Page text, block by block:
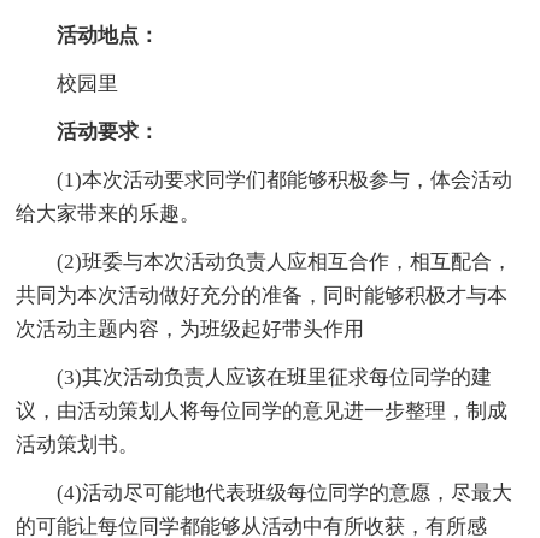
活动地点：
校园里
活动要求：
(1)本次活动要求同学们都能够积极参与，体会活动
给大家带来的乐趣。
(2)班委与本次活动负责人应相互合作，相互配合，
共同为本次活动做好充分的准备，同时能够积极才与本
次活动主题内容，为班级起好带头作用
(3)其次活动负责人应该在班里征求每位同学的建
议，由活动策划人将每位同学的意见进一步整理，制成
活动策划书。
(4)活动尽可能地代表班级每位同学的意愿，尽最大
的可能让每位同学都能够从活动中有所收获，有所感